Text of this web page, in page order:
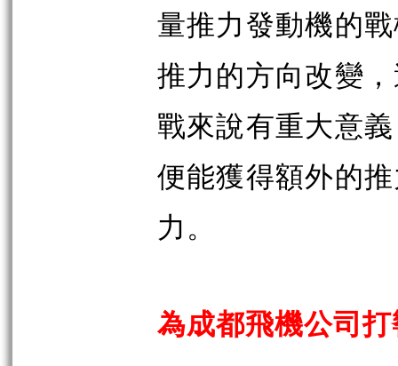
量推力發動機的
推力的方向改變
戰來說有重大意
便能獲得額外的
力。
為成都飛機公司